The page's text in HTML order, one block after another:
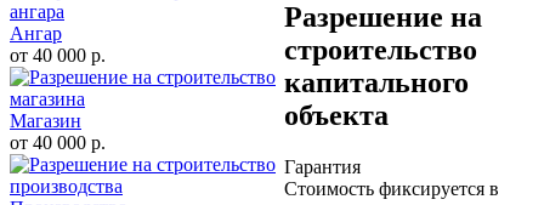
Ангар
от 40 000 р.
Магазин
от 40 000 р.
Разрешение на
строительство
капитального
объекта
Гарантия
Стоимость фиксируется в